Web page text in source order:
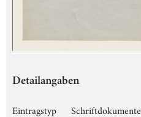
Detailangaben
Eintragstyp
Schriftdokumente